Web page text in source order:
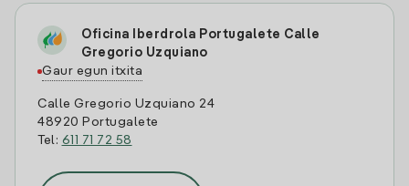
Oficina Iberdrola Portugalete Calle
Gregorio Uzquiano
Gaur egun itxita
Calle Gregorio Uzquiano 24
48920 Portugalete
Tel: 611 71 72 58